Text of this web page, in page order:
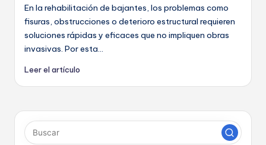
En la rehabilitación de bajantes, los problemas como
fisuras, obstrucciones o deterioro estructural requieren
soluciones rápidas y eficaces que no impliquen obras
invasivas. Por esta...
Leer el artículo